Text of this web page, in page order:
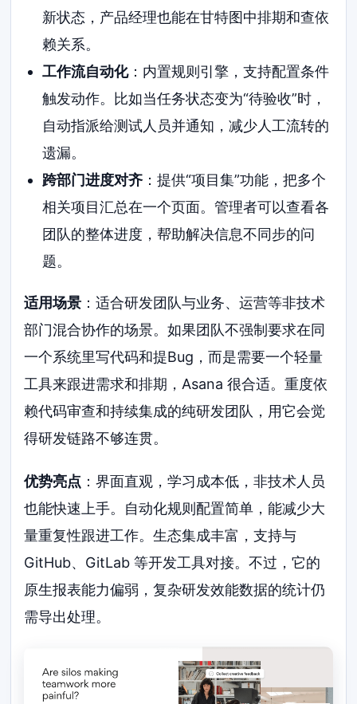
新状态，产品经理也能在甘特图中排期和查依
赖关系。
工作流自动化：内置规则引擎，支持配置条件
触发动作。比如当任务状态变为“待验收”时，
自动指派给测试人员并通知，减少人工流转的
遗漏。
跨部门进度对齐：提供“项目集”功能，把多个
相关项目汇总在一个页面。管理者可以查看各
团队的整体进度，帮助解决信息不同步的问
题。
适用场景 ：适合研发团队与业务、运营等非技术
部门混合协作的场景。如果团队不强制要求在同
一个系统里写代码和提Bug，而是需要一个轻量
工具来跟进需求和排期，Asana 很合适。重度依
赖代码审查和持续集成的纯研发团队，用它会觉
得研发链路不够连贯。
优势亮点 ：界面直观，学习成本低，非技术人员
也能快速上手。自动化规则配置简单，能减少大
量重复性跟进工作。生态集成丰富，支持与
GitHub、GitLab 等开发工具对接。不过，它的
原生报表能力偏弱，复杂研发效能数据的统计仍
需导出处理。